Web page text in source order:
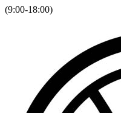
(9:00-18:00)